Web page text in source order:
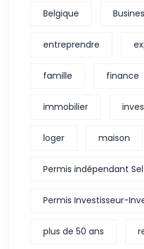
Belgique
entreprendre
famille finance
immobilier
loger maison
Permis indépendant
Permis Investisseur-
plus de 50 ans